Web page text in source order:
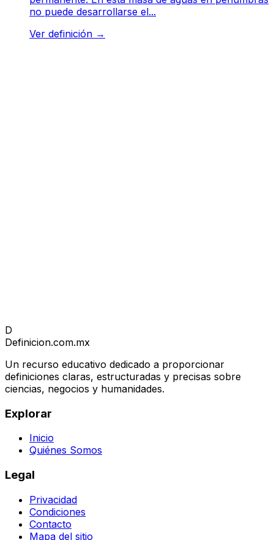
no puede desarrollarse el...
Ver definición →
D
Definicion.com.mx
Un recurso educativo dedicado a proporcionar
definiciones claras, estructuradas y precisas sobre
ciencias, negocios y humanidades.
Explorar
Inicio
Quiénes Somos
Legal
Privacidad
Condiciones
Contacto
Mapa del sitio